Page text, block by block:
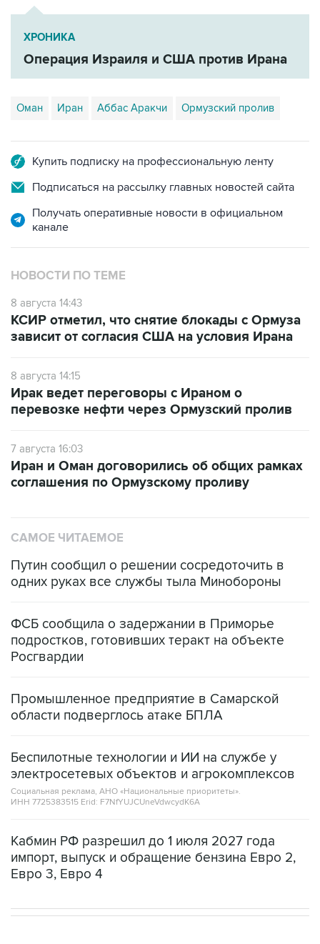
ХРОНИКА
Операция Израиля и США против Ирана
Оман Иран Аббас Аракчи Ормузский пролив
Купить подписку на профессиональную ленту
Подписаться на рассылку главных новостей сайта
Получать оперативные новости в официальном
канале
НОВОСТИ ПО ТЕМЕ
8 августа 14:43
КСИР отметил, что снятие блокады с Ормуза
зависит от согласия США на условия Ирана
8 августа 14:15
Ирак ведет переговоры с Ираном о
перевозке нефти через Ормузский пролив
7 августа 16:03
Иран и Оман договорились об общих рамках
соглашения по Ормузскому проливу
САМОЕ ЧИТАЕМОЕ
Путин сообщил о решении сосредоточить в
одних руках все службы тыла Минобороны
ФСБ сообщила о задержании в Приморье
подростков, готовивших теракт на объекте
Росгвардии
Промышленное предприятие в Самарской
области подверглось атаке БПЛА
Беспилотные технологии и ИИ на службе у
электросетевых объектов и агрокомплексов
Социальная реклама, АНО «Национальные приоритеты».
ИНН 7725383515 Erid: F7NfYUJCUneVdwcydK6A
Кабмин РФ разрешил до 1 июля 2027 года
импорт, выпуск и обращение бензина Евро 2,
Евро 3, Евро 4